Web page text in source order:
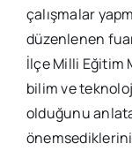
çalışmalar
düzenlenen
İlçe Milli Eğitim
bilim ve
olduğunu